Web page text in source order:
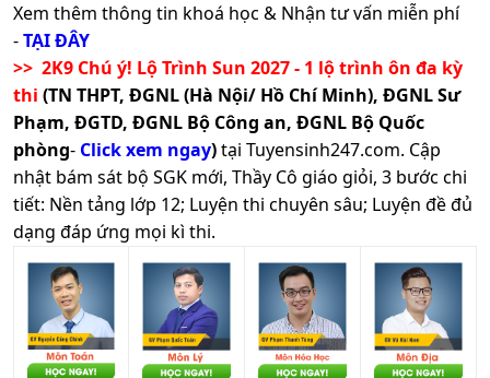
Xem thêm thông tin khoá học & Nhận tư vấn miễn phí
-TẠI ĐÂY
>> 2K9 Chú ý! Lộ Trình Sun 2027 - 1 lộ trình ôn đa kỳ
thi (TN THPT, ĐGNL (Hà Nội/ Hồ Chí Minh), ĐGNL Sư
Phạm, ĐGTD, ĐGNL Bộ Công an, ĐGNL Bộ Quốc
phòng- Click xem ngay)tại Tuyensinh247.com. Cập
nhật bám sát bộ SGK mới, Thầy Cô giáo giỏi, 3 bước chi
tiết: Nền tảng lớp 12; Luyện thi chuyên sâu; Luyện đề đủ
dạng đáp ứng mọi kì thi.